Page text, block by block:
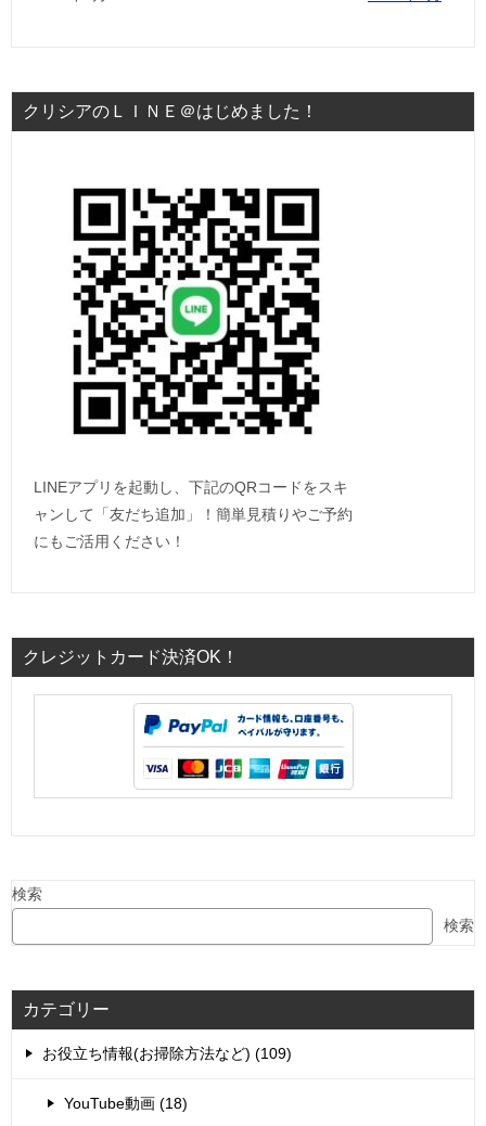
クリシアのＬＩＮＥ＠はじめました！
LINEアプリを起動し、下記のQRコードをスキ
ャンして「友だち追加」！簡単見積りやご予約
にもご活用ください！
クレジットカード決済OK！
検索
検索
カテゴリー
お役立ち情報(お掃除方法など) (109)
YouTube動画 (18)